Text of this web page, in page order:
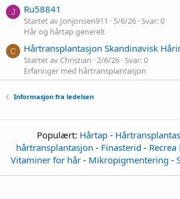
J Ru58841
Startet av Jonjonsen911 5/6/26 Svar: 0
Hår og hårtap generelt
C Hårtransplantasjon Skandinavisk
Startet av Christian 2/6/26 Svar: 0
Erfaringer med hårtransplantasjon
Informasjon fra ledelsen
Populært: Hårtap -
hårtransplantasjon - Finasterid - Recrea
Vitaminer for hår - Mikropigmentering -